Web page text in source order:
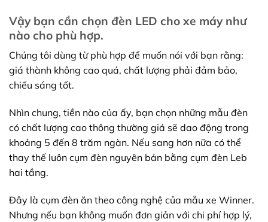
Vậy bạn cần chọn đèn LED cho xe máy như
nào cho phù hợp.
Chúng tôi dùng từ phù hợp để muốn nói với bạn rằng:
giá thành không cao quá, chất lượng phải đảm bảo,
chiếu sáng tốt.
Nhìn chung, tiền nào của ấy, bạn chọn những mẫu đèn
có chất lượng cao thông thường giá sẽ dao động trong
khoảng 5 đến 8 trăm ngàn. Nếu sang hơn nữa có thể
thay thế luôn cụm đèn nguyên bản bằng cụm đèn Leb
hai tầng.
Đây là cụm đèn ăn theo công nghệ của mẫu xe Winner.
Nhưng nếu bạn không muốn đơn giản với chi phí hợp lý,